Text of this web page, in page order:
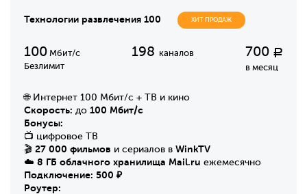
Технологии развлечения 100 ХИТ ПРОДАЖ
100 Мбит/с
Безлимит
198 каналов 700 Р
в месяц
🌐 Интернет 100 Мбит/с + ТВ и кино
Скорость: до 100 Мбит/с
Бонусы:
📺 цифровое ТВ
🎬 27 000 фильмов и сериалов в WinkTV
☁️ 8 ГБ облачного хранилища Mail.ru ежемесячно
Подключение: 500 ₽
Роутер: